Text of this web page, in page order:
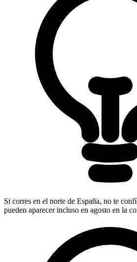
Si corres en el norte de España, no te
pueden aparecer incluso en agosto en la